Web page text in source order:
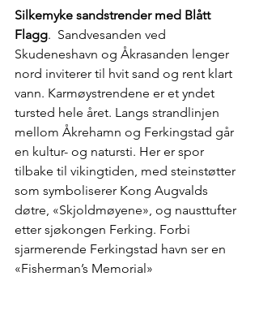
Silkemyke sandstrender med Blått
Flagg.  Sandvesanden ved
Skudeneshavn og Åkrasanden lenger
nord inviterer til hvit sand og rent klart
vann. Karmøystrendene er et yndet
tursted hele året. Langs strandlinjen
mellom Åkrehamn og Ferkingstad går
en kultur- og natursti. Her er spor
tilbake til vikingtiden, med steinstøtter
som symboliserer Kong Augvalds
døtre, «Skjoldmøyene», og nausttufter
etter sjøkongen Ferking. Forbi
sjarmerende Ferkingstad havn ser en
«Fisherman’s Memorial»